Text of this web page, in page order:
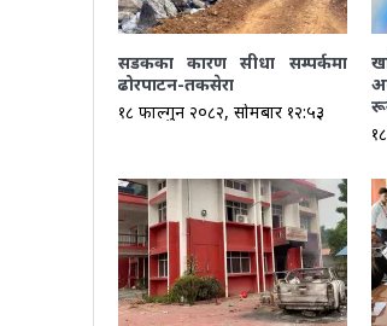
सडकका कारण सीधा सम्पर्कमा
ढोरपाटन-तकसेरा
१८ फाल्गुन २०८२, सोमबार १२:५३